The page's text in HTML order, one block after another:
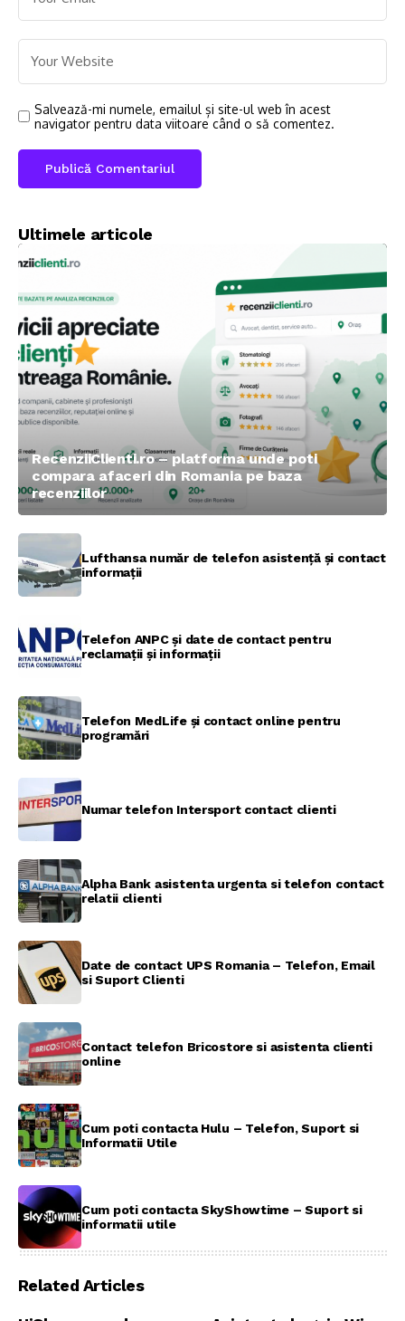
Salvează-mi numele, emailul și site-ul web în acest
navigator pentru data viitoare când o să comentez.
Ultimele articole
RecenziiClienti.ro – platforma unde poti
compara afaceri din Romania pe baza
recenziilor
Lufthansa număr de telefon asistență și contact
informații
Telefon ANPC și date de contact pentru
reclamații și informații
Telefon MedLife și contact online pentru
programări
Numar telefon Intersport contact clienti
Alpha Bank asistenta urgenta si telefon contact
relatii clienti
Date de contact UPS Romania – Telefon, Email
si Suport Clienti
Contact telefon Bricostore si asistenta clienti
online
Cum poti contacta Hulu – Telefon, Suport si
Informatii Utile
Cum poti contacta SkyShowtime – Suport si
informatii utile
Related Articles